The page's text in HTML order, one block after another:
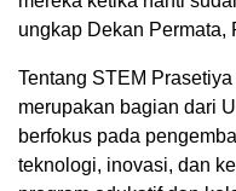
ungkap Dekan Permata,
Tentang STEM
merupakan bagian dari
berfokus pada
teknologi, inovasi, dan